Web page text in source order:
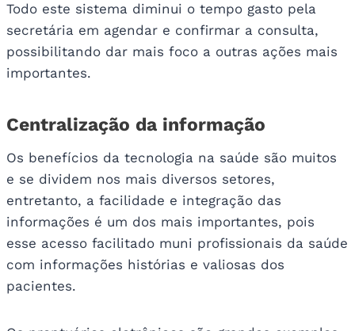
Todo este sistema diminui o tempo gasto pela
secretária em agendar e confirmar a consulta,
possibilitando dar mais foco a outras ações mais
importantes.
Centralização da informação
Os benefícios da tecnologia na saúde são muitos
e se dividem nos mais diversos setores,
entretanto, a facilidade e integração das
informações é um dos mais importantes, pois
esse acesso facilitado muni profissionais da saúde
com informações histórias e valiosas dos
pacientes.